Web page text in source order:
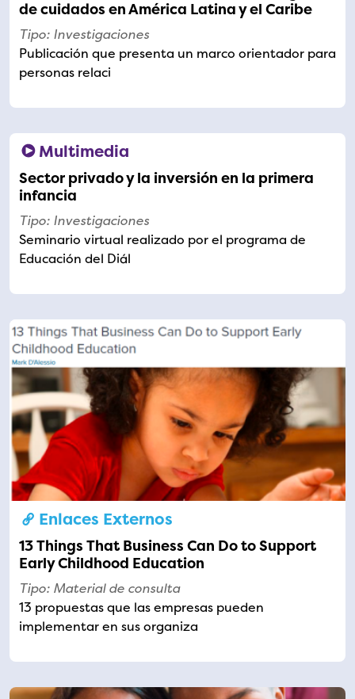
de cuidados en América Latina y el Caribe
Tipo: Investigaciones
Publicación que presenta un marco orientador para
personas relaci
Multimedia
Sector privado y la inversión en la primera
infancia
Tipo: Investigaciones
Seminario virtual realizado por el programa de
Educación del Diál
Enlaces Externos
13 Things That Business Can Do to Support
Early Childhood Education
Tipo: Material de consulta
13 propuestas que las empresas pueden
implementar en sus organiza